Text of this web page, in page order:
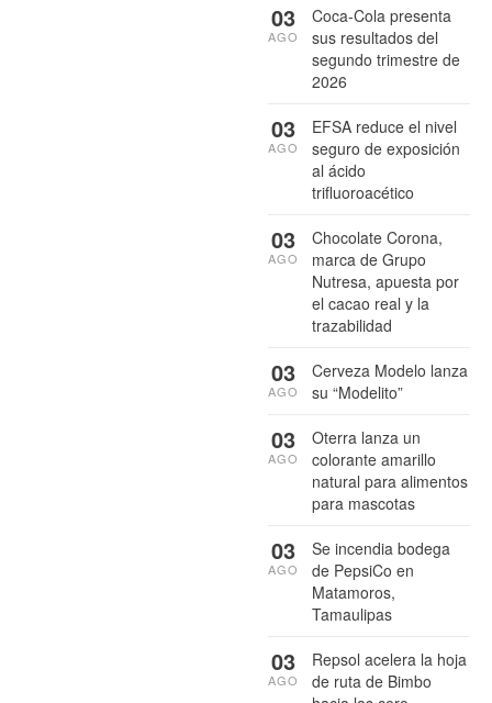
Coca-Cola presenta
sus resultados del
segundo trimestre de
2026
03
AGO
EFSA reduce el nivel
seguro de exposición
al ácido
trifluoroacético
03
AGO
Chocolate Corona,
marca de Grupo
Nutresa, apuesta por
el cacao real y la
trazabilidad
03
AGO
Cerveza Modelo lanza
su “Modelito”
03
AGO
Oterra lanza un
colorante amarillo
natural para alimentos
para mascotas
03
AGO
Se incendia bodega
de PepsiCo en
Matamoros,
Tamaulipas
03
AGO
Repsol acelera la hoja
de ruta de Bimbo
03
AGO